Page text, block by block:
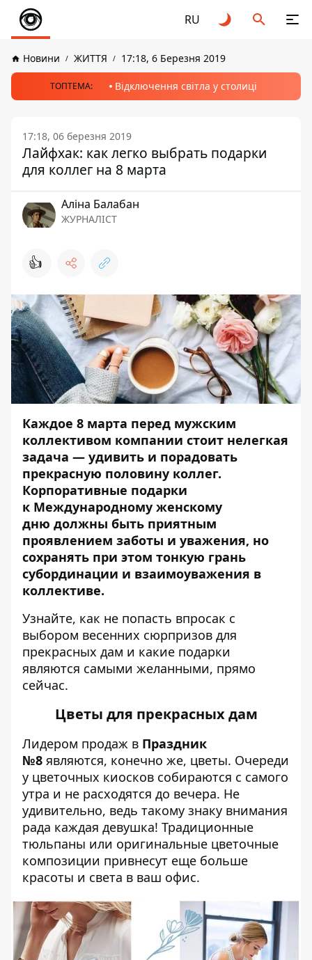
RU
Новини ЖИТТЯ 17:18, 6 Березня 2019
ТОПТЕМА: Відключення світла у столиці
17:18, 06 березня 2019
Лайфхак: как легко выбрать подарки
для коллег на 8 марта
Аліна Балабан
ЖУРНАЛІСТ
👍
Каждое 8 марта перед мужским
коллективом компании стоит нелегкая
задача — удивить и порадовать
прекрасную половину коллег.
Корпоративные подарки
к Международному женскому
дню должны быть приятным
проявлением заботы и уважения, но
сохранять при этом тонкую грань
субординации и взаимоуважения в
коллективе.
Узнайте, как не попасть впросак с
выбором весенних сюрпризов для
прекрасных дам и какие подарки
являются самыми желанными, прямо
сейчас.
Цветы для прекрасных дам
Лидером продаж в Праздник
№8 являются, конечно же, цветы. Очереди
у цветочных киосков собираются с самого
утра и не расходятся до вечера. Не
удивительно, ведь такому знаку внимания
рада каждая девушка! Традиционные
тюльпаны или оригинальные цветочные
композиции привнесут еще больше
красоты и света в ваш офис.